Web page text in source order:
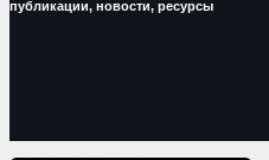
публикации, новости, ресурсы